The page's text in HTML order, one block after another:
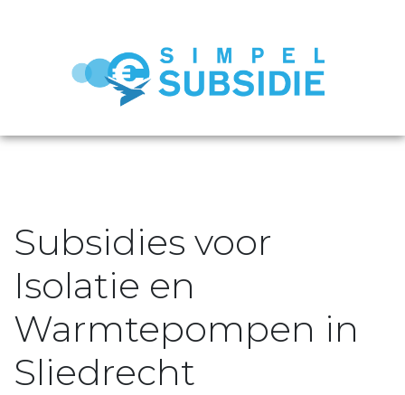
Subsidies voor
Isolatie en
Warmtepompen in
Sliedrecht